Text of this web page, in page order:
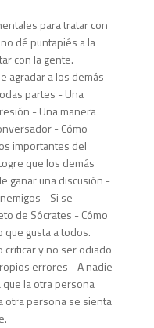
para tratar con
dé puntapiés a la
con la gente.
agradar a los demás
partes - Una
- Una manera
- Cómo
importantes del
que los demás
ganar una discusión -
- Si se
de Sócrates - Cómo
gusta a todos.
criticar y no ser odiado
errores - A nadie
la otra persona
otra persona se sienta